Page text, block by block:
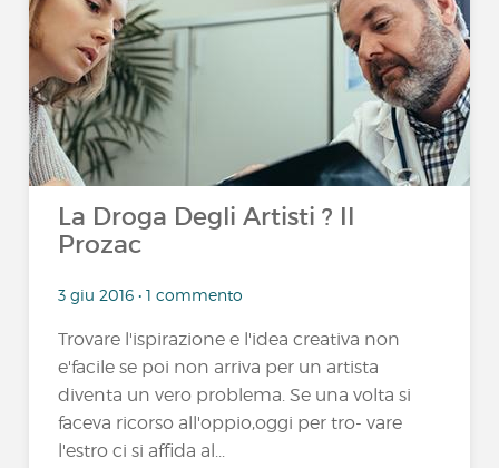
La Droga Degli Artisti ? Il
Prozac
3 giu 2016 • 1 commento
Trovare l'ispirazione e l'idea creativa non
e'facile se poi non arriva per un artista
diventa un vero problema. Se una volta si
faceva ricorso all'oppio,oggi per tro- vare
l'estro ci si affida al...